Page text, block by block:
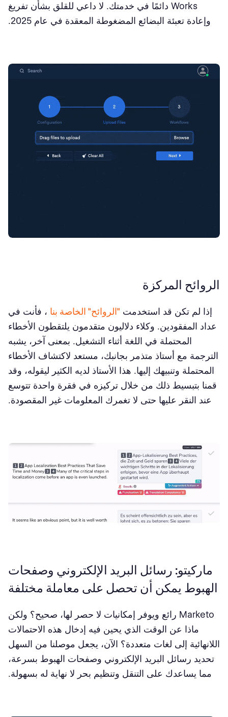
Works دائمًا في خدمتك. لا داعي للقلق بشأن تفريغ
وإعادة تعبئة البضائع المضغوطة المعقدة في عام 2025.
الروائح المركزة
إذا لم تكن قد استخدمت "الروائح" الخاصة بنا ، فأنت في
عداد المفقودين. وكلاء دلاليون متقدمون يلتقطون الأخطاء
المحتملة في اللغة أثناء التشغيل. بمعنى آخر، يشبه
الترجمة مع أستاذ متذمر بجانبك، مستعد لاكتشاف الأخطاء
المحتملة وتنبيهك إليها. هذا الأستاذ لديه الكثير ليقوله، وقد
قمنا بتبسيط ذلك من خلال تركيزه في فقرة واحدة تتوسع
عند النقر عليها حتى لا تغمرك المعلومات غير المقصودة.
ماركيتو: رسائل البريد الإلكتروني وصفحات
الهبوط يمكن أن تحصل على معاملة مختلفة
Marketo رائع ويوفر إمكانيات لا حصر لها، صحيح؟ ولكن
ماذا عن الوقت الذي يحين فيه إدخال هذه الاحتمالات
اللانهائية إلى لغات متعددة؟ الآن، يجعل موصلنا من السهل
تحديد رسائل البريد الإلكتروني وصفحات الهبوط بسرعة،
مما يساعدك على التنقل وتنظيم بحر لا نهاية له بسهولة.